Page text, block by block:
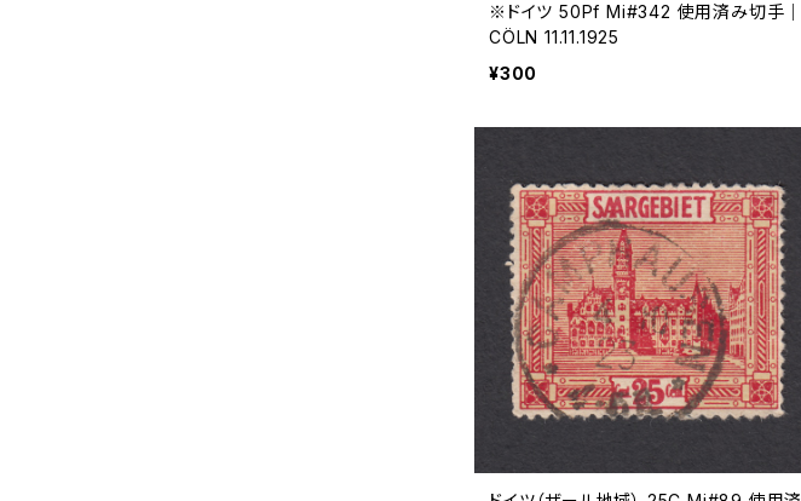
※ドイツ 50Pf Mi#342 使用済み切手｜
CÖLN 11.11.1925
¥300